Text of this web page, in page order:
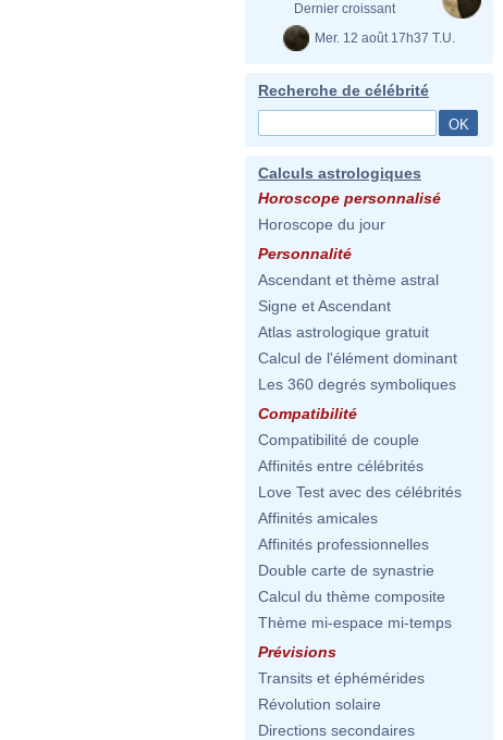
Dernier croissant
Mer. 12 août 17h37 T.U.
Recherche de célébrité
Calculs astrologiques
Horoscope personnalisé
Horoscope du jour
Personnalité
Ascendant et thème astral
Signe et Ascendant
Atlas astrologique gratuit
Calcul de l'élément dominant
Les 360 degrés symboliques
Compatibilité
Compatibilité de couple
Affinités entre célébrités
Love Test avec des célébrités
Affinités amicales
Affinités professionnelles
Double carte de synastrie
Calcul du thème composite
Thème mi-espace mi-temps
Prévisions
Transits et éphémérides
Révolution solaire
Directions secondaires